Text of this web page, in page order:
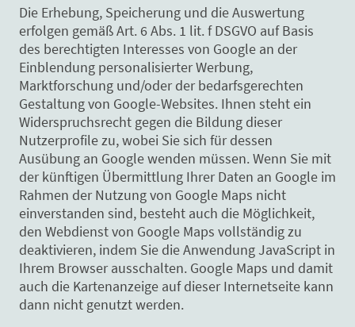
Die Erhebung, Speicherung und die Auswertung
erfolgen gemäß Art. 6 Abs. 1 lit. f DSGVO auf Basis
des berechtigten Interesses von Google an der
Einblendung personalisierter Werbung,
Marktforschung und/oder der bedarfsgerechten
Gestaltung von Google-Websites. Ihnen steht ein
Widerspruchsrecht gegen die Bildung dieser
Nutzerprofile zu, wobei Sie sich für dessen
Ausübung an Google wenden müssen. Wenn Sie mit
der künftigen Übermittlung Ihrer Daten an Google im
Rahmen der Nutzung von Google Maps nicht
einverstanden sind, besteht auch die Möglichkeit,
den Webdienst von Google Maps vollständig zu
deaktivieren, indem Sie die Anwendung JavaScript in
Ihrem Browser ausschalten. Google Maps und damit
auch die Kartenanzeige auf dieser Internetseite kann
dann nicht genutzt werden.